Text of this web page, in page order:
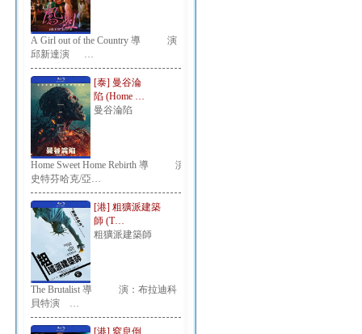
A Girl out of the Country 導 演：
邱新達演 …
[泰] 曼谷淪
陷 (Home …
曼谷淪陷
Home Sweet Home Rebirth 導 演：
史特芬哈克/亞…
[港] 粗獷派建築
師 (T…
粗獷派建築師
The Brutalist 導 演：布拉迪科
貝特演 …
[港] 窒息倒